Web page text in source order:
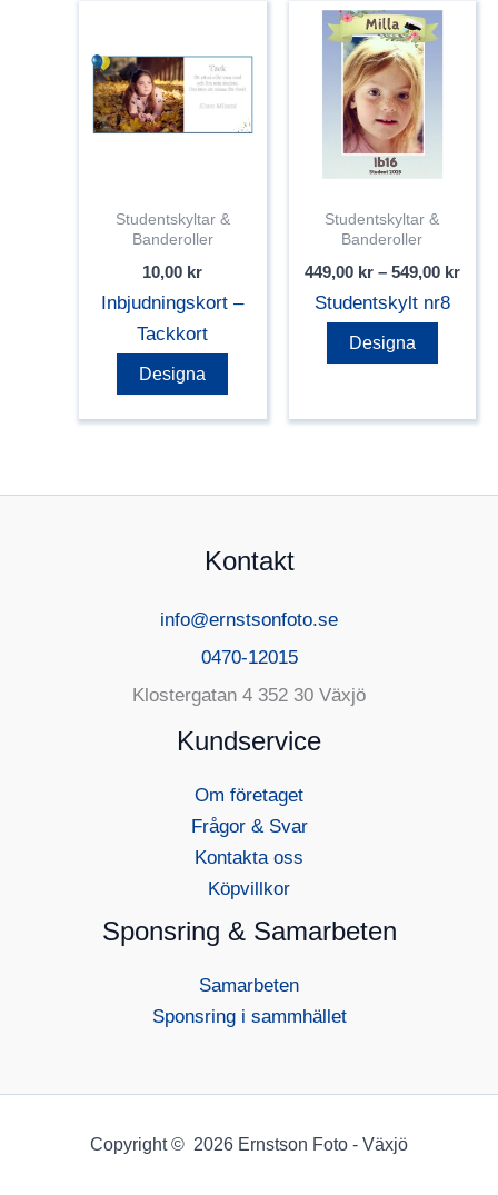
varianter.
De
olika
väljas
produktsidan
flera
väljas
Studentskyltar &
Banderoller
10,00 kr
Inbjudningskort –
Tackkort
Designa
Studentskyltar &
Banderoller
449,00 kr – 549,00 kr
Studentskylt nr8
Designa
Kontakt
info@ernstsonfoto.se
0470-12015
Klostergatan 4 352 30 Växjö
Kundservice
Om företaget
Frågor & Svar
Kontakta oss
Köpvillkor
Sponsring & Samarbeten
Samarbeten
Sponsring i sammhället
Copyright © 2026 Ernstson Foto - Växjö